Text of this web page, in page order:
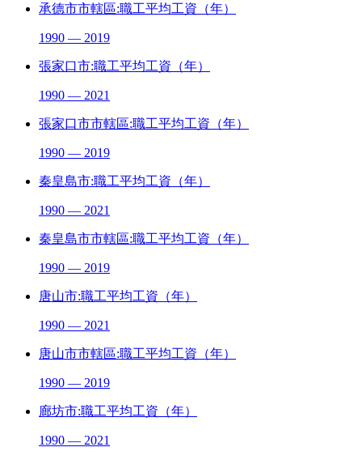
承德市市轄區:職工平均工資（年）
1990 — 2019
張家口市:職工平均工資（年）
1990 — 2021
張家口市市轄區:職工平均工資（年）
1990 — 2019
秦皇島市:職工平均工資（年）
1990 — 2021
秦皇島市市轄區:職工平均工資（年）
1990 — 2019
唐山市:職工平均工資（年）
1990 — 2021
唐山市市轄區:職工平均工資（年）
1990 — 2019
廊坊市:職工平均工資（年）
1990 — 2021